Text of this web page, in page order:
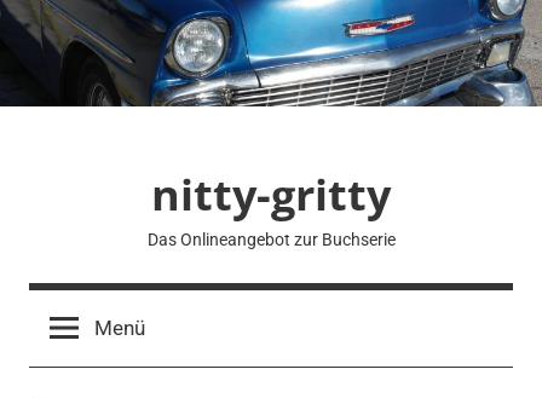
Zum
Inhalt
nitty-gritty
Das Onlineangebot zur Buchserie
Menü